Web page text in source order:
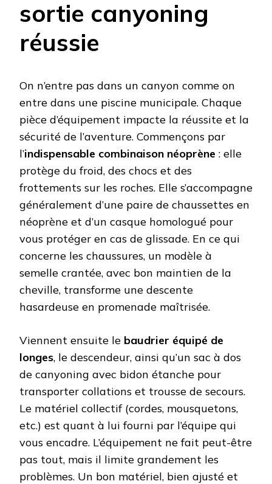
sortie canyoning
réussie
On n’entre pas dans un canyon comme on
entre dans une piscine municipale. Chaque
pièce d’équipement impacte la réussite et la
sécurité de l’aventure. Commençons par
l’indispensable combinaison néoprène : elle
protège du froid, des chocs et des
frottements sur les roches. Elle s’accompagne
généralement d’une paire de chaussettes en
néoprène et d’un casque homologué pour
vous protéger en cas de glissade. En ce qui
concerne les chaussures, un modèle à
semelle crantée, avec bon maintien de la
cheville, transforme une descente
hasardeuse en promenade maîtrisée.
Viennent ensuite le baudrier équipé de
longes, le descendeur, ainsi qu’un sac à dos
de canyoning avec bidon étanche pour
transporter collations et trousse de secours.
Le matériel collectif (cordes, mousquetons,
etc.) est quant à lui fourni par l’équipe qui
vous encadre. L’équipement ne fait peut-être
pas tout, mais il limite grandement les
problèmes. Un bon matériel, bien ajusté et